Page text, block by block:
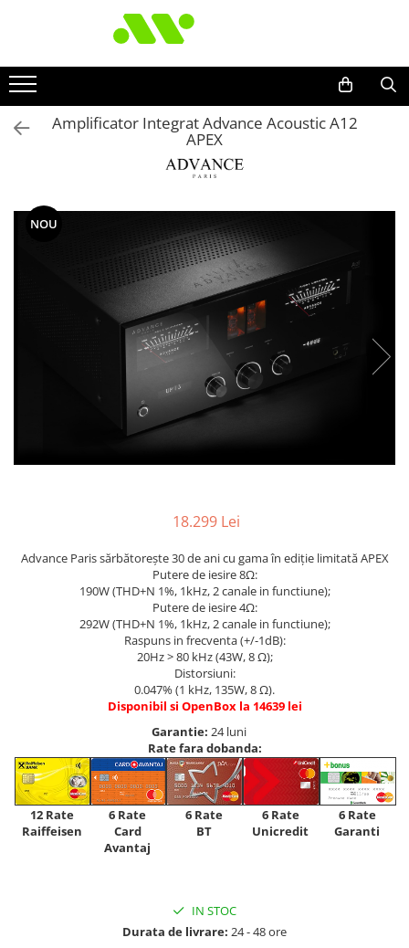
Amplificator Integrat Advance Acoustic A12
APEX
NOU
18.299 Lei
Advance Paris sărbătorește 30 de ani cu gama în ediție limitată APEX
Putere de iesire 8Ω:
190W (THD+N 1%, 1kHz, 2 canale in functiune);
Putere de iesire 4Ω:
292W (THD+N 1%, 1kHz, 2 canale in functiune);
Raspuns in frecventa (+/-1dB):
20Hz > 80 kHz (43W, 8 Ω);
Distorsiuni:
0.047% (1 kHz, 135W, 8 Ω).
Disponibil si OpenBox la 14639 lei
Garantie: 24 luni
Rate fara dobanda:
12 Rate
Raiffeisen
6 Rate
Card
Avantaj
6 Rate
BT
6 Rate
Unicredit
6 Rate
Garanti
IN STOC
Durata de livrare: 24 - 48 ore